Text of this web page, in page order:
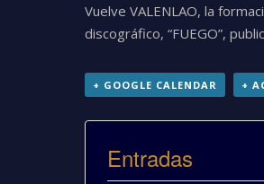
Vuelve VALENLAO, la
discográfico, “FUEGO”,
+ GOOGLE CALENDAR +
Entradas